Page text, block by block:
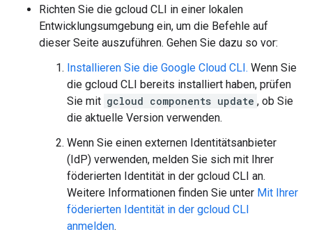
Richten Sie die gcloud CLI in einer lokalen
Entwicklungsumgebung ein, um die Befehle auf
dieser Seite auszuführen. Gehen Sie dazu so vor:
Installieren Sie die Google Cloud CLI. Wenn Sie
die gcloud CLI bereits installiert haben, prüfen
Sie mit gcloud components update , ob Sie
die aktuelle Version verwenden.
Wenn Sie einen externen Identitätsanbieter
(IdP) verwenden, melden Sie sich mit Ihrer
föderierten Identität in der gcloud CLI an.
Weitere Informationen finden Sie unter Mit Ihrer
föderierten Identität in der gcloud CLI
anmelden.